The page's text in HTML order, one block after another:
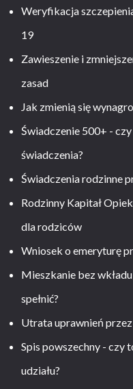
Weryfikacja
19
Zawieszenie i
zasad
Jak zmienią się
Świadczenie 500+ -
świadczenia?
Świadczenia rodzinne
Rodzinny Kapitał
dla rodziców
Wniosek o emeryturę
Mieszkanie bez
spełnić?
Utrata uprawnień
Spis powszechny - czy
udziału?